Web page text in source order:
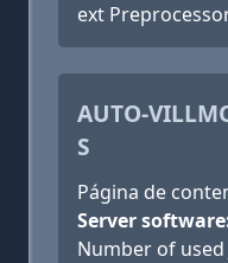
ext
AUTO-
S
Página de
Server
Number of used